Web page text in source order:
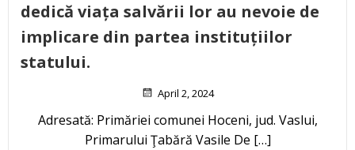
dedică viața salvării lor au nevoie de
implicare din partea instituțiilor
statului.
April 2, 2024
Adresată: Primăriei comunei Hoceni, jud. Vaslui,
Primarului Ţabără Vasile De […]